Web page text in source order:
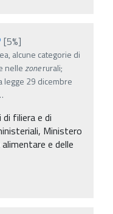
[5%]
alcune categorie di
nellezonerurali;
legge 29 dicembre
filiera e di
Ministero
e delle